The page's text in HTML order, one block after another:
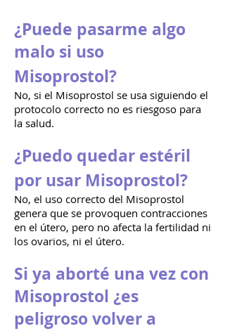
¿Puede pasarme algo
malo si uso
Misoprostol?
No, si el Misoprostol se usa siguiendo el
protocolo correcto no es riesgoso para
la salud.
¿Puedo quedar estéril
por usar Misoprostol?
No, el uso correcto del Misoprostol
genera que se provoquen contracciones
en el útero, pero no afecta la fertilidad ni
los ovarios, ni el útero.
Si ya aborté una vez con
Misoprostol ¿es
peligroso volver a